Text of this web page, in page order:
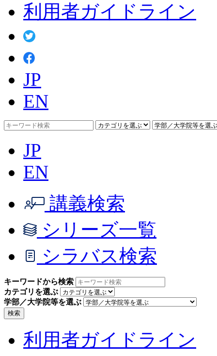
利用者ガイドライン
JP
EN
JP
EN
講義検索
シリーズ一覧
シラバス検索
キーワードから検索
カテゴリを選ぶ
学部／大学院等を選ぶ
検索
利用者ガイドライン